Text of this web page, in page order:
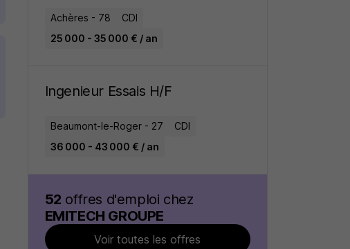
Achères - 78
CDI
25 000 - 35 000 € / an
Ingenieur Essais H/F
Beaumont-le-Roger - 27
CDI
36 000 - 43 000 € / an
52 offres d'emploi chez
EMITECH GROUPE
Voir toutes les offres